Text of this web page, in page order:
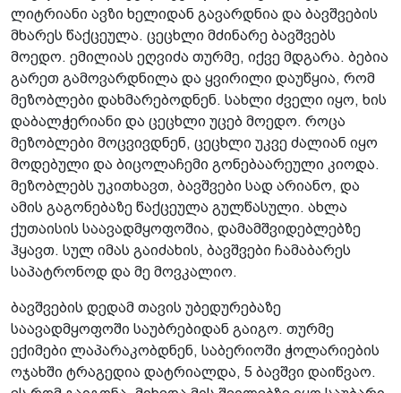
ლიტრიანი ავზი ხელიდან გავარდნია და ბავშვების
მხარეს წაქცეულა. ცეცხლი მძინარე ბავშვებს
მოედო. ემილიას ეღვიძა თურმე, იქვე მდგარა. ბებია
გარეთ გამოვარდნილა და ყვირილი დაუწყია, რომ
მეზობლები დახმარებოდნენ. სახლი ძველი იყო, ხის
დაბალჭერიანი და ცეცხლი უცებ მოედო. როცა
მეზობლები მოცვივდნენ, ცეცხლი უკვე ძალიან იყო
მოდებული და ბიცოლაჩემი გონებაარეული კიოდა.
მეზობლებს უკითხავთ, ბავშვები სად არიანო, და
ამის გაგონებაზე წაქცეულა გულწასული. ახლა
ქუთაისის საავადმყოფოშია, დამამშვიდებლებზე
ჰყავთ. სულ იმას გაიძახის, ბავშვები ჩამაბარეს
საპატრონოდ და მე მოვკალიო.
ბავშვების დედამ თავის უბედურებაზე
საავადმყოფოში საუბრებიდან გაიგო. თურმე
ექიმები ლაპარაკობდნენ, საბერიოში ჭოლარიების
ოჯახში ტრაგედია დატრიალდა, 5 ბავშვი დაიწვაო.